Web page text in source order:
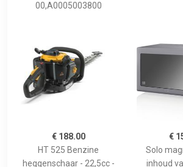
00,A0005003800
€ 188.00
HT 525 Benzine
heggenschaar - 22,5cc -
€
Solo
inhoud